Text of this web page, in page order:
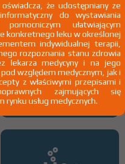
ATC
że udostępniany ze
do wystawiania
ułatwiającym
konkretnego leku w określonej
indywidualnej terapii,
rozpoznania stanu zdrowia
lekarza medycyny i na jego
względem medycznym, jak i
z właściwymi przepisami i
zajmujących się
usług medycznych.